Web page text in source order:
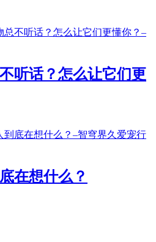
听话？怎么让它们更
在想什么？